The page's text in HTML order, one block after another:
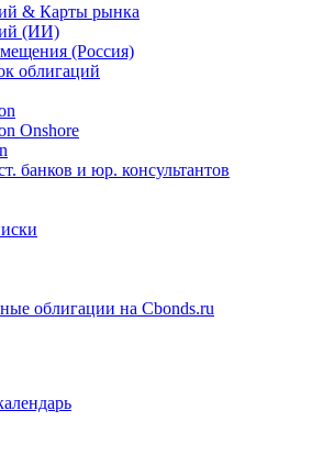
& Карты рынка
(ИИ)
(Россия)
облигаций
Onshore
банков и юр. консультантов
облигации на Cbonds.ru